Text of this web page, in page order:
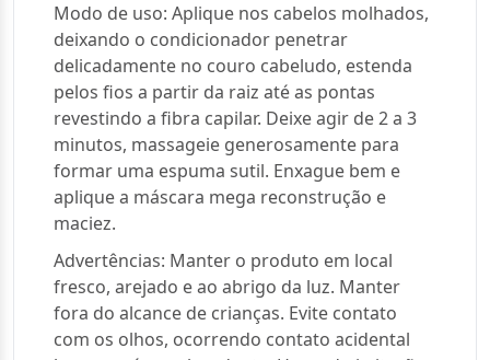
Modo de uso: Aplique nos cabelos molhados,
deixando o condicionador penetrar
delicadamente no couro cabeludo, estenda
pelos fios a partir da raiz até as pontas
revestindo a fibra capilar. Deixe agir de 2 a 3
minutos, massageie generosamente para
formar uma espuma sutil. Enxague bem e
aplique a máscara mega reconstrução e
maciez.
Advertências: Manter o produto em local
fresco, arejado e ao abrigo da luz. Manter
fora do alcance de crianças. Evite contato
com os olhos, ocorrendo contato acidental